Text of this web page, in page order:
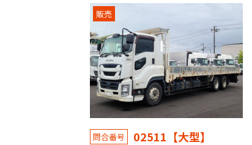
販売
問合番号 02511【大型】